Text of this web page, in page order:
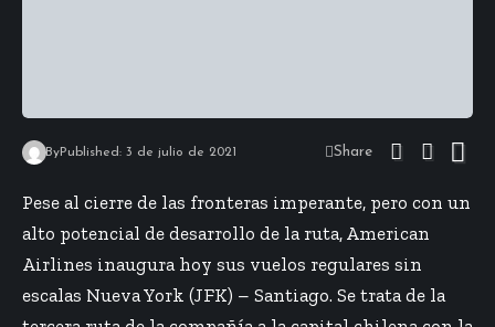
ByPublished: 3 de julio de 2021 Share
Pese al cierre de las fronteras imperante, pero con un
alto potencial de desarrollo de la ruta, American
Airlines inaugura hoy sus vuelos regulares sin
escalas Nueva York (JFK) – Santiago. Se trata de la